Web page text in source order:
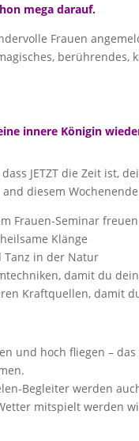
mega darauf.
Frauen
innere Königin
JETZT die Zeit ist,
diesem
Frauen-Seminar
Klänge
Tanz in der Natur
damit du
Kraftquellen, damit
und hoch fliegen –
Begleiter werden
mitspielt werden